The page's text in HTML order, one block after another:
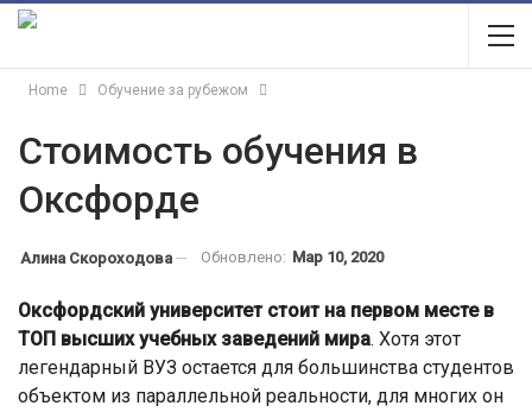
Home Обучение за рубежом
Стоимость обучения в
Оксфорде
Алина Скороходова Обновлено: Мар 10, 2020
Оксфордский университет стоит на первом месте в
ТОП высших учебных заведений мира. Хотя этот
легендарный ВУЗ остается для большинства студентов
объектом из параллельной реальности, для многих он